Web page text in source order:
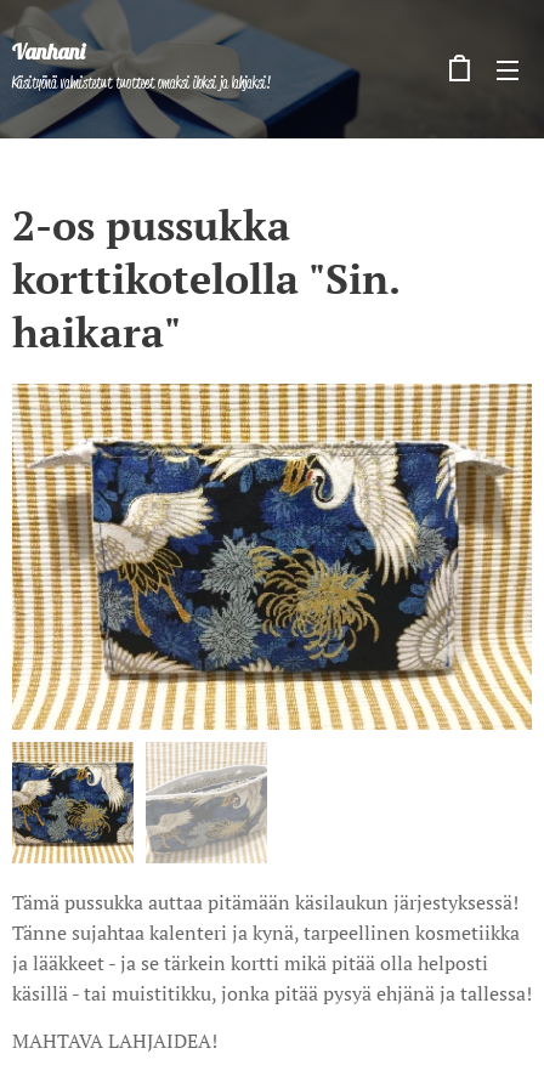
Vanhani
Käsityönä valmistetut tuotteet omaksi iloksi ja lahjaksi!
2-os pussukka
korttikotelolla "Sin.
haikara"
Tämä pussukka auttaa pitämään käsilaukun järjestyksessä!
Tänne sujahtaa kalenteri ja kynä, tarpeellinen kosmetiikka
ja lääkkeet - ja se tärkein kortti mikä pitää olla helposti
käsillä - tai muistitikku, jonka pitää pysyä ehjänä ja tallessa!
MAHTAVA LAHJAIDEA!